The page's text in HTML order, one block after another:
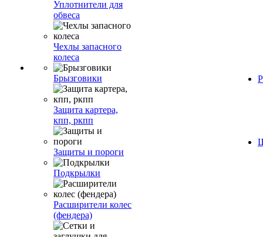
Уплотнители для
обвеса
Чехлы запасного
колеса
Брызговики
Защита картера,
кпп, ркпп
Защиты и пороги
Подкрылки
Расширители колес
(фендера)